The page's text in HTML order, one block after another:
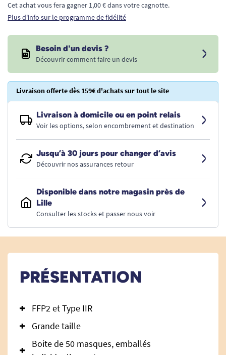
Cet achat vous fera gagner 1,00 € dans votre cagnotte.
Plus d'info sur le programme de fidélité
Besoin d'un devis ?
Découvrir comment faire un devis
Livraison offerte dès 159€ d'achats sur tout le site
Livraison à domicile ou en point relais
Voir les options, selon encombrement et destination
Jusqu’à 30 jours pour changer d’avis
Découvrir nos assurances retour
Disponible dans notre magasin près de
Lille
Consulter les stocks et passer nous voir
PRÉSENTATION
FFP2 et Type IIR
Grande taille
Boite de 50 masques, emballés